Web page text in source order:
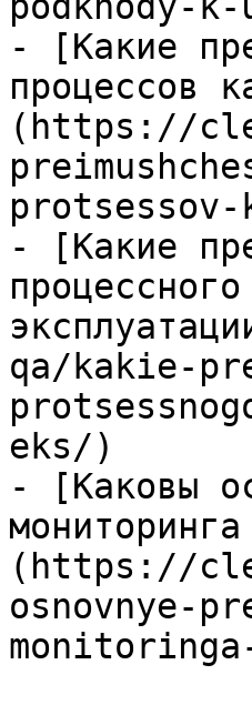
- [Какие
процессов
(https://
- [Какие
qa/kakie-
eks/)
- [Каковы
(https://
osnovnye-